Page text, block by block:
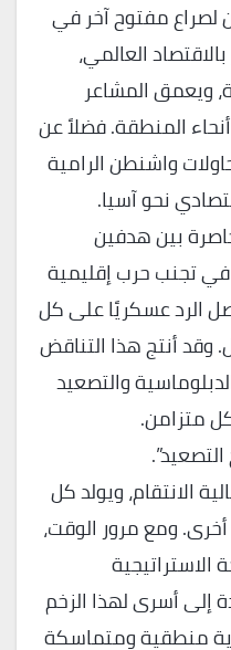
لصراع مفتوح آخر في
العالمي،
ويعمق المشاعر
المنطقة. فضلاً عن
واشنطن الرامية
نحو آسيا.
بين هدفين
تجنب حرب إقليمية
الرد عسكريًا على كل
وقد أنتج هذا التناقض
والتصعيد
متزامن.
الانتقام، ويولد كل
ومع مرور الوقت،
إلى أسرى لهذا الزخم
منطقية ومتماسكة